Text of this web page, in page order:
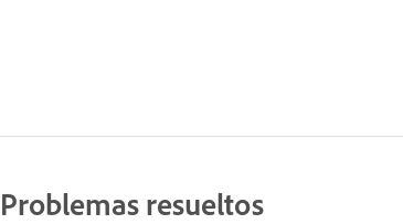
Problemas resueltos